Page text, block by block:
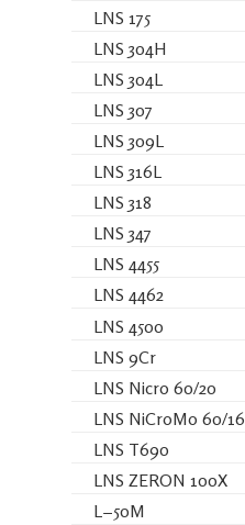
LNS 175
LNS 304H
LNS 304L
LNS 307
LNS 309L
LNS 316L
LNS 318
LNS 347
LNS 4455
LNS 4462
LNS 4500
LNS 9Cr
LNS Nicro 60/20
LNS NiCroMo 60/16
LNS T690
LNS ZERON 100X
L−50M